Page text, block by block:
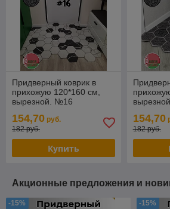
Придверный коврик в
прихожую 120*160 см,
вырезной. №16
154,70 руб.
182 руб.
Купить
154,70
182 руб.
Акционные предложения и
-15% -15%